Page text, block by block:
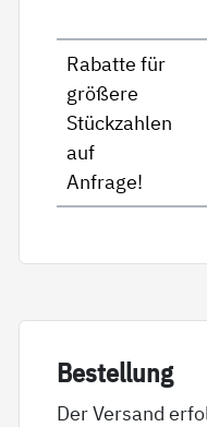
Rabatte für
größere
Stückzahlen
auf
Anfrage!
Be­stel­lung
Der Versand